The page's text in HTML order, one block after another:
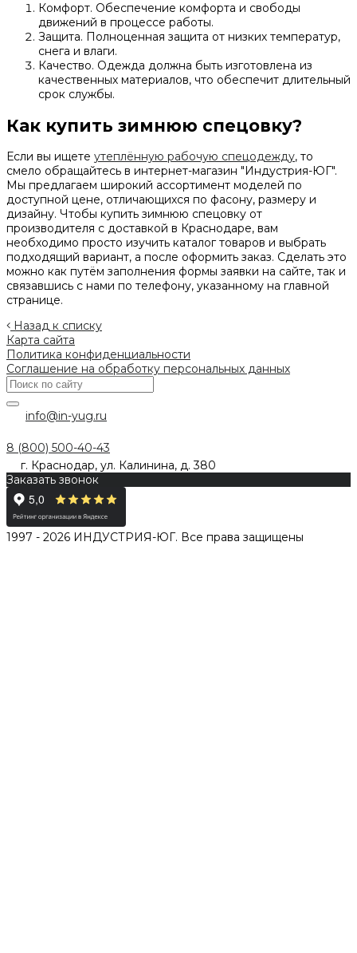
Комфорт. Обеспечение комфорта и свободы
движений в процессе работы.
Защита. Полноценная защита от низких температур,
снега и влаги.
Качество. Одежда должна быть изготовлена из
качественных материалов, что обеспечит длительный
срок службы.
Как купить зимнюю спецовку?
Если вы ищете утеплённую рабочую спецодежду, то
смело обращайтесь в интернет-магазин "Индустрия-ЮГ".
Мы предлагаем широкий ассортимент моделей по
доступной цене, отличающихся по фасону, размеру и
дизайну. Чтобы купить зимнюю спецовку от
производителя с доставкой в Краснодаре, вам
необходимо просто изучить каталог товаров и выбрать
подходящий вариант, а после оформить заказ. Сделать это
можно как путём заполнения формы заявки на сайте, так и
связавшись с нами по телефону, указанному на главной
странице.
Назад к списку
Карта сайта
Политика конфиденциальности
Соглашение на обработку персональных данных
info@in-yug.ru
8 (800) 500-40-43
г. Краснодар, ул. Калинина, д. 380
Заказать звонок
1997 - 2026 ИНДУСТРИЯ-ЮГ. Все права защищены